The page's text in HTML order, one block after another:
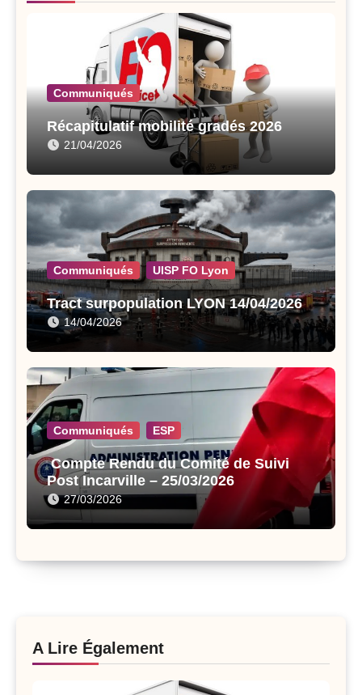
Communiqués
Récapitulatif mobilité gradés 2026
21/04/2026
Communiqués UISP FO Lyon
Tract surpopulation LYON 14/04/2026
14/04/2026
Communiqués ESP
Compte Rendu du Comité de Suivi
Post Incarville – 25/03/2026
27/03/2026
A Lire Également